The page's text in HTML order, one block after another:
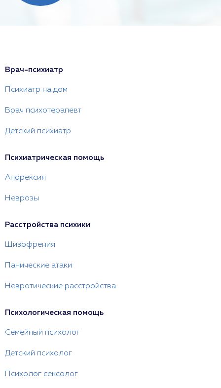
Врач-психиатр
Психиатр на дом
Врач психотерапевт
Детский психиатр
Психиатрическая помощь
Анорексия
Неврозы
Расстройства психики
Шизофрения
Панические атаки
Невротические расстройства
Психологическая помощь
Семейный психолог
Детский психолог
Психолог сексолог